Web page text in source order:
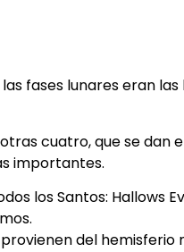
fases lunares eran las
cuatro, que se dan
importantes.
los Santos: Hallows
del hemisferio